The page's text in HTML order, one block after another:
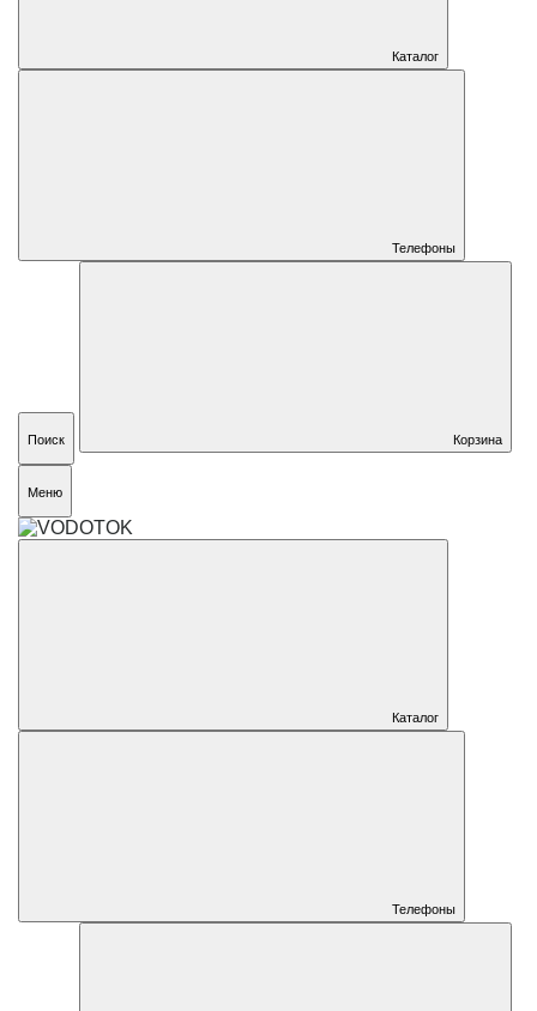
Каталог
Телефоны
Поиск Корзина
Меню
Каталог
Телефоны